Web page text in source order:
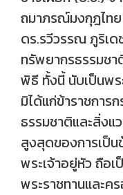
ถมาภรณ์มงกุฎไท
ดร.รวีวรรณ ภูริเ
ทรัพยากรธรรมชา
พิธี ทั้งนี้ นับเป็นพ
มิได้แก่ข้าราชการ
ธรรมชาติและสิ่งแ
สูงสุดของการเป็น
พระเจ้าอยู่หัว ถือ
พระราชทานและค